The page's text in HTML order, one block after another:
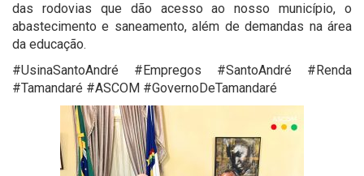
das rodovias que dão acesso ao nosso município, o
abastecimento e saneamento, além de demandas na área
da educação.
#UsinaSantoAndré #Empregos #SantoAndré #Renda
#Tamandaré #ASCOM #GovernoDeTamandaré